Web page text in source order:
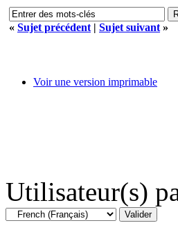
« Sujet précédent | Sujet suivant »
Voir une version imprimable
Utilisateur(s)